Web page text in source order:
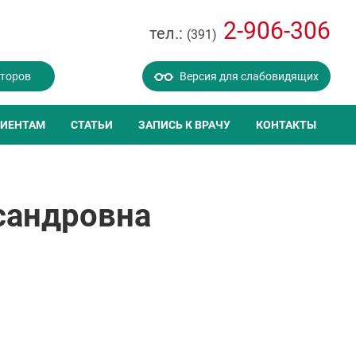
тел.: (391) 2-906-306
Версия для слабовидящих
СТАТЬИ ЗАПИСЬ К ВРАЧУ КОНТАКТЫ